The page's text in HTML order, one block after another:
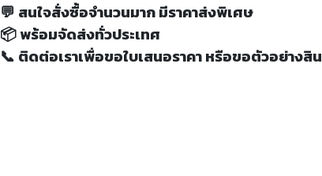
💬 สนใจสั่งซื้อจำนวนมาก มีราคาส่งพิเศษ
📦 พร้อมจัดส่งทั่วประเทศ
📞 ติดต่อเราเพื่อขอใบเสนอราคา หรือขอตัวอย่างสิ